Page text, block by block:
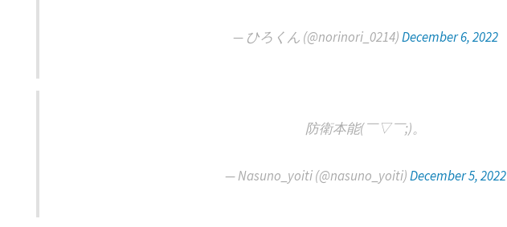
— ひろくん (@norinori_0214)December 6, 2022
防衛本能(￣▽￣;)。
— Nasuno_yoiti (@nasuno_yoiti)December 5, 2022